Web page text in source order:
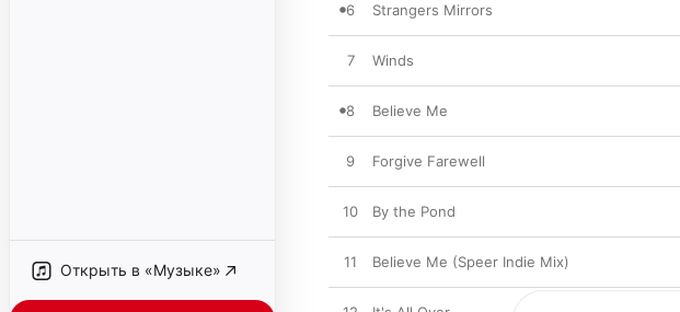
Открыть в «Музыке»
6 Strangers Mirrors
7 Winds
8 Believe Me
9 Forgive Farewell
10 By the Pond
11 Believe Me (Speer Indie Mix)